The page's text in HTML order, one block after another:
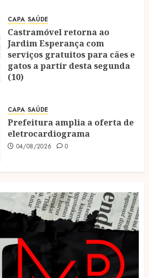
CAPA SAÚDE
Castramóvel retorna ao
Jardim Esperança com
serviços gratuitos para cães e
gatos a partir desta segunda
(10)
CAPA SAÚDE
Prefeitura amplia a oferta de
eletrocardiograma
04/08/2026 0